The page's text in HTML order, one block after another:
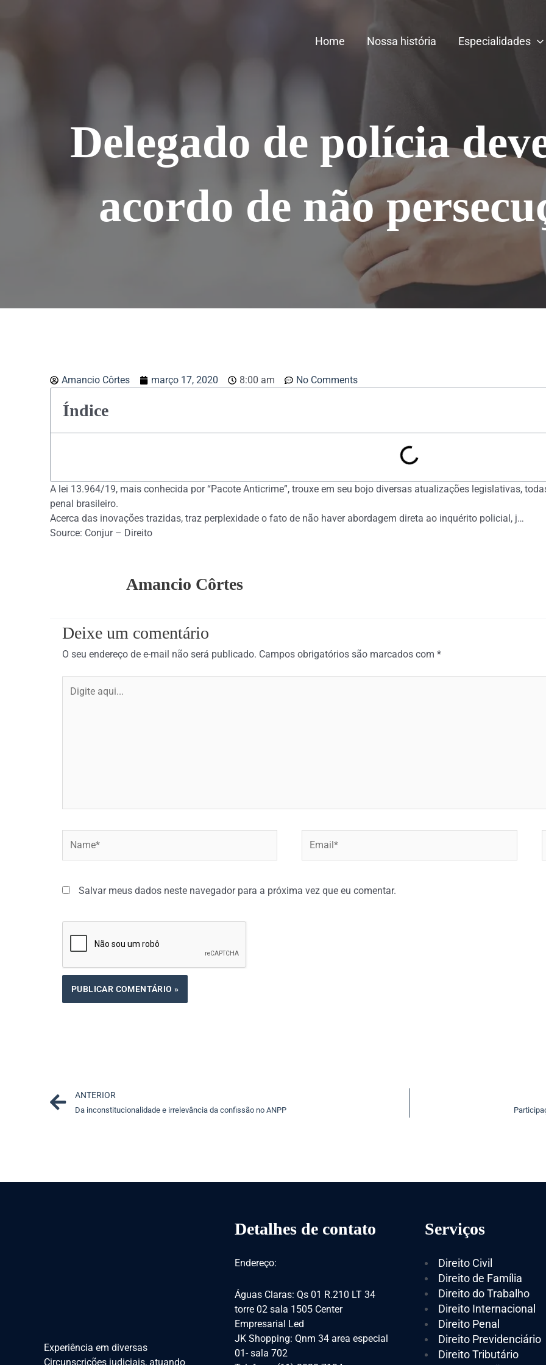
conteúdo
Home Nossa história Especialidades
Delegado de polícia
acordo de não
Amancio Côrtes março 17, 2020 8:00 am No Comments
Índice
A lei 13.964/19, mais conhecida por “Pacote Anticrime”, trouxe em seu bojo diversas atualizações legislativas,
penal brasileiro.
Acerca das inovações trazidas, traz perplexidade o fato de não haver abordagem direta ao inquérito policial, j…
Source: Conjur – Direito
Amancio Côrtes
Deixe um comentário
O seu endereço de e-mail não será publicado. Campos obrigatórios são marcados com *
aqui...
Salvar meus dados neste navegador para a próxima vez que eu comentar.
Prev
ANTERIOR
Da inconstitucionalidade e irrelevância da confissão no ANPP
Experiência em diversas
Circunscrições judiciais, atuando
Detalhes de contato
Endereço:
Águas Claras: Qs 01 R.210 LT 34
torre 02 sala 1505 Center
Empresarial Led
JK Shopping: Qnm 34 area especial
01- sala 702
Serviços
Direito Civil
Direito de Família
Direito do Trabalho
Direito Internacional
Direito Penal
Direito Previdenciário
Direito Tributário